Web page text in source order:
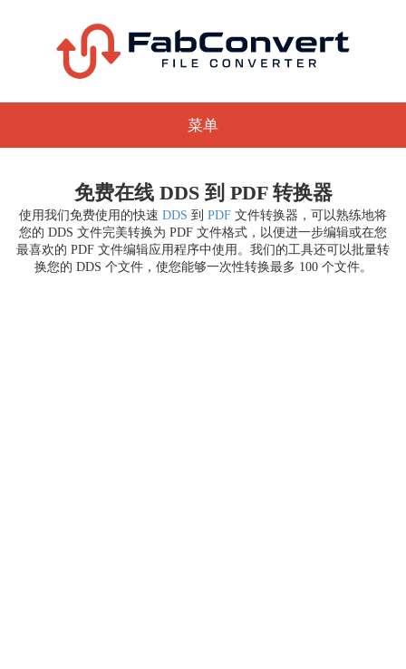
菜单
免费在线 DDS 到 PDF 转换器
使用我们免费使用的快速 DDS 到 PDF 文件转换器，可以熟练地将
您的 DDS 文件完美转换为 PDF 文件格式，以便进一步编辑或在您
最喜欢的 PDF 文件编辑应用程序中使用。我们的工具还可以批量转
换您的 DDS 个文件，使您能够一次性转换最多 100 个文件。